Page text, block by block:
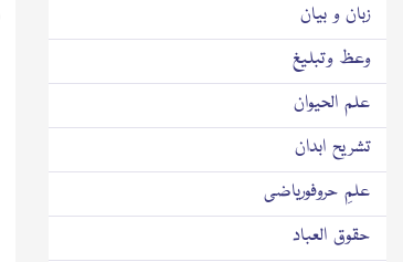
زبان و بیان
وعظ و تبلیغ
علم الحیوان
تشریح ابدان
علمِ حروفوریاضی
حقوق العباد